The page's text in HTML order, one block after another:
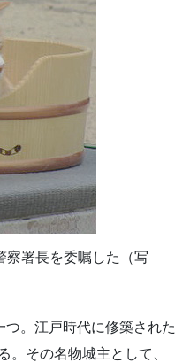
察署長を委嘱した（写
。江戸時代に修築された
。その名物城主として、